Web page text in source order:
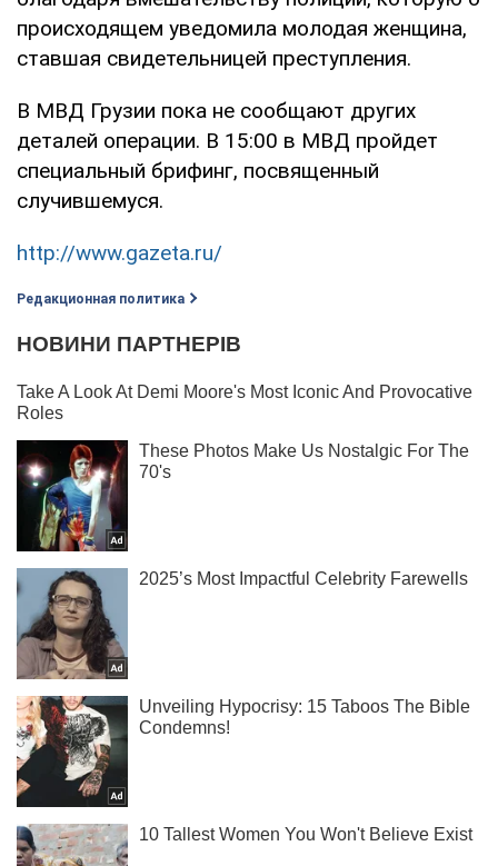
происходящем уведомила молодая женщина,
ставшая свидетельницей преступления.
В МВД Грузии пока не сообщают других
деталей операции. В 15:00 в МВД пройдет
специальный брифинг, посвященный
случившемуся.
http://www.gazeta.ru/
Редакционная политика